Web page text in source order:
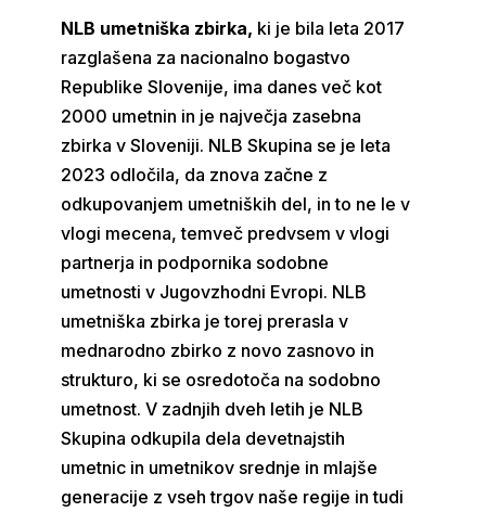
NLB umetniška zbirka, ki je bila leta 2017
razglašena za nacionalno bogastvo
Republike Slovenije, ima danes več kot
2000 umetnin in je največja zasebna
zbirka v Sloveniji. NLB Skupina se je leta
2023 odločila, da znova začne z
odkupovanjem umetniških del, in to ne le v
vlogi mecena, temveč predvsem v vlogi
partnerja in podpornika sodobne
umetnosti v Jugovzhodni Evropi. NLB
umetniška zbirka je torej prerasla v
mednarodno zbirko z novo zasnovo in
strukturo, ki se osredotoča na sodobno
umetnost. V zadnjih dveh letih je NLB
Skupina odkupila dela devetnajstih
umetnic in umetnikov srednje in mlajše
generacije z vseh trgov naše regije in tudi